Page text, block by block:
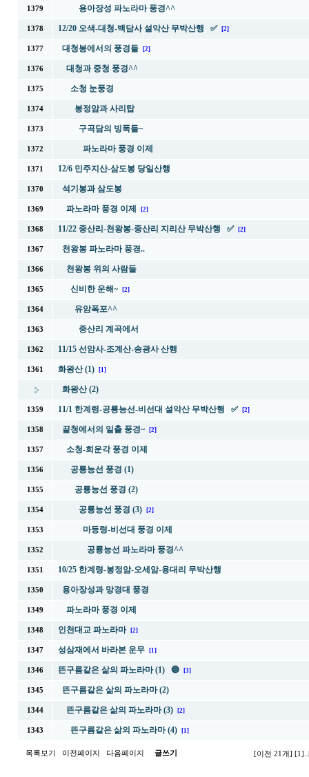
1379 용아장성 파노라마 풍경^^
1378 12/20 오색-대청-백담사 설악산 무박산행 ✅ [2]
1377 대청봉에서의 풍경들 [2]
1376 대청과 중청 풍경^^
1375 소청 눈풍경
1374 봉정암과 사리탑
1373 구곡담의 빙폭들~
1372 파노라마 풍경 이제
1371 12/6 민주지산-삼도봉 당일산행
1370 석기봉과 삼도봉
1369 파노라마 풍경 이제 [2]
1368 11/22 중산리-천왕봉-중산리 지리산 무박산행 ✅ [2]
1367 천왕봉 파노라마 풍경..
1366 천왕봉 위의 사람들
1365 신비한 운해~ [2]
1364 유암폭포^^
1363 중산리 계곡에서
1362 11/15 선암사-조계산-송광사 산행
1361 화왕산 (1) [1]
화왕산 (2)
1359 11/1 한계령-공룡능선-비선대 설악산 무박산행 ✅ [2]
1358 끝청에서의 일출 풍경~ [2]
1357 소청-희운각 풍경 이제
1356 공룡능선 풍경 (1)
1355 공룡능선 풍경 (2)
1354 공룡능선 풍경 (3) [2]
1353 마등령-비선대 풍경 이제
1352 공룡능선 파노라마 풍경^^
1351 10/25 한계령-봉정암-오세암-용대리 무박산행
1350 용아장성과 망경대 풍경
1349 파노라마 풍경 이제
1348 인천대교 파노라마 [2]
1347 성삼재에서 바라본 운무 [1]
1346 뜬구름같은 삶의 파노라마 (1) 🔵 [3]
1345 뜬구름같은 삶의 파노라마 (2)
1344 뜬구름같은 삶의 파노라마 (3) [2]
1343 뜬구름같은 삶의 파노라마 (4) [1]
목록보기 이전페이지 다음페이지 글쓰기 [이전 21개] [1]